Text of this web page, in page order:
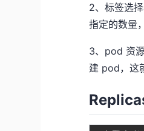
2、标签选
指定的数量
3、pod 资
建 pod，这